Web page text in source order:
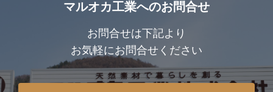
マルオカ工業へのお問合せ
お問合せは下記より
お気軽にお問合せください